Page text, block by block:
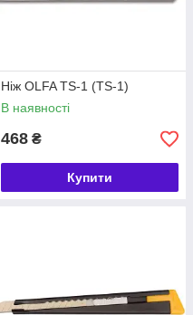
Ніж OLFA TS-1 (TS-1)
В наявності
468 ₴
Купити